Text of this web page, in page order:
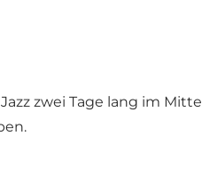
zwei Tage lang im